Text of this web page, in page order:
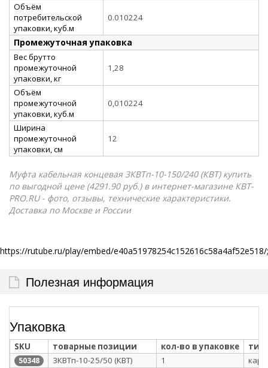
Объём
потребительской
упаковки, куб.м
0.010224
Промежуточная упаковка
Вес брутто
промежуточной
упаковки, кг
1,28
Объём
промежуточной
упаковки, куб.м
0,010224
Ширина
промежуточной
упаковки, см
12
Муфта кабельная концевая 3КВТп-10-150/240 (КВТ) купить
по выгодной цене (4291.90 руб.) в интернет-магазине КВТ-
PRO.RU - фото, отзывы, технические характеристики.
Доставка по Москве и России
https://rutube.ru/play/embed/
Полезная информация
Упаковка
SKU товарные позиции кол-во в упаковке тип
50348 3КВТп-10-25/50 (КВТ) 1